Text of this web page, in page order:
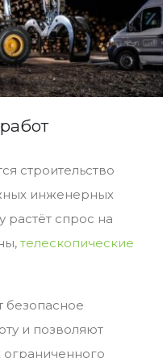
работ
строительство
инженерных
растёт спрос на
телескопические
безопасное
и позволяют
ограниченного